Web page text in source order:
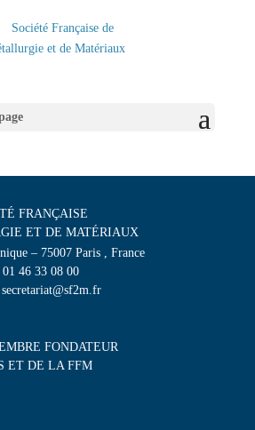
FRANÇAISE
ET DE MATÉRIAUX
– 75007 Paris , France
46 33 08 00
FONDATEUR
ET DE LA FFM